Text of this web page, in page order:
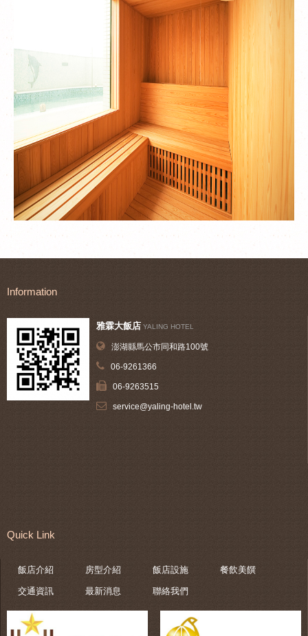
Information
雅霖大飯店 YALING HOTEL
澎湖縣馬公市同和路100號
06-9261366
06-9263515
service@yaling-hotel.tw
Quick Link
飯店介紹 房型介紹 飯店設施 餐飲美饌
交通資訊 最新消息 聯絡我們